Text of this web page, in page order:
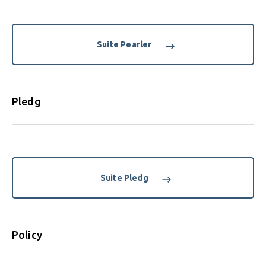
Suite Pearler
Pledg
Suite Pledg
Policy